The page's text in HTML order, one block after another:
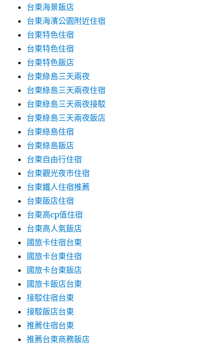
台東海景飯店
台東海濱公園附近住宿
台東特色住宿
台東特色住宿
台東特色飯店
台東綠島三天兩夜
台東綠島三天兩夜住宿
台東綠島三天兩夜接駁
台東綠島三天兩夜飯店
台東綠島住宿
台東綠島飯店
台東自由行住宿
台東觀光夜市住宿
台東鐵人住宿推薦
台東飯店住宿
台東高cp值住宿
台東高人氣飯店
國旅卡住宿台東
國旅卡台東住宿
國旅卡台東飯店
國旅卡飯店台東
接駁住宿台東
接駁飯店台東
推薦住宿台東
推薦台東商務飯店